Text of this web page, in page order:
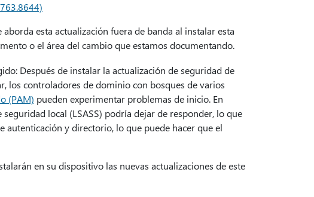
esta actualización fuera de banda al instalar esta
o el área del cambio que estamos documentando.
Después de instalar la actualización de seguridad de
los controladores de dominio con bosques de varios
(PAM) pueden experimentar problemas de inicio. En
local (LSASS) podría dejar de responder, lo que
y directorio, lo que puede hacer que el
en su dispositivo las nuevas actualizaciones de este